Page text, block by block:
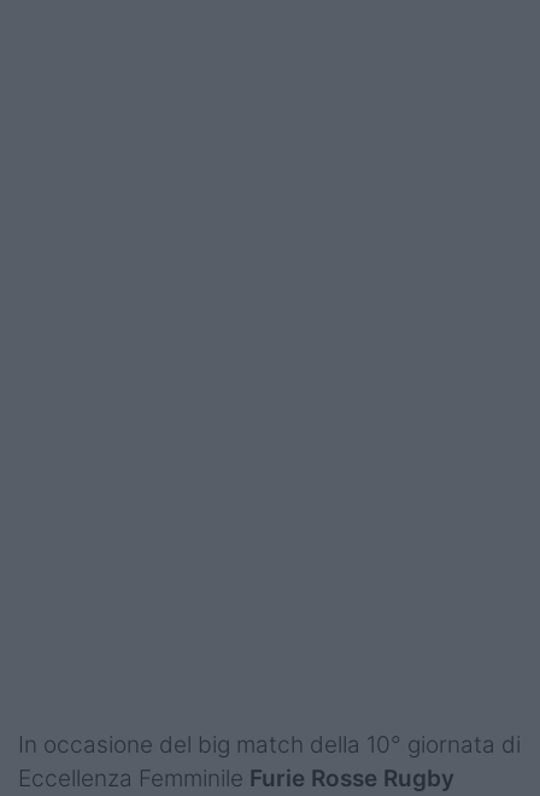
Shop
In occasione del big match della 10° giornata di
Eccellenza Femminile Furie Rosse Rugby